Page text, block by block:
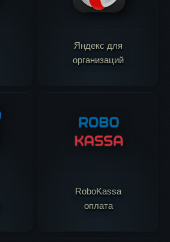
Яндекс для
организаций
RoboKassa
оплата